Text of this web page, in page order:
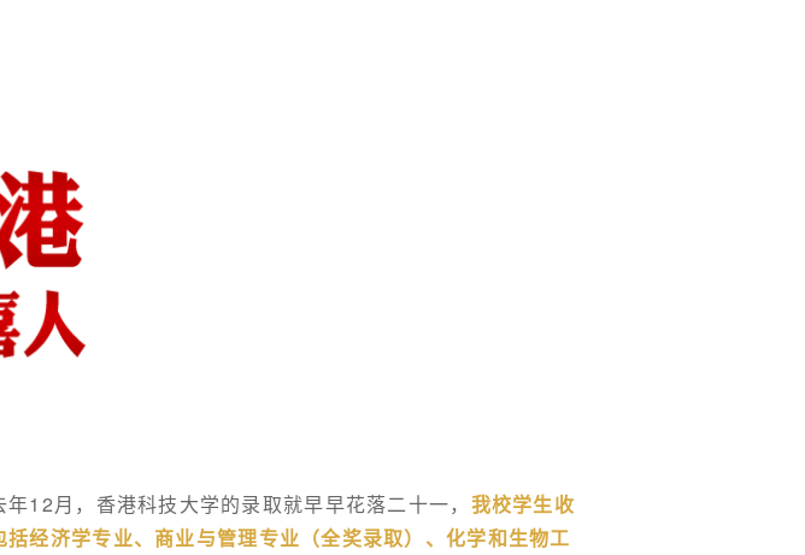
年12月，香港科技大学的录取就早早花落二十一， 我校学生收
经济学专业、商业与管理专业（全奖录取）、化学和生物工